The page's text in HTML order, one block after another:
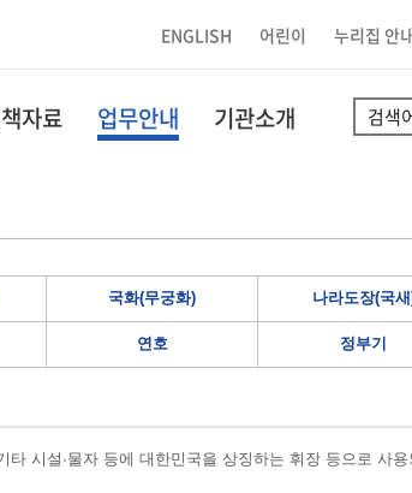
ENGLISH 어린이 누리집 안
자료 업무안내 기관소개
국화(무궁화) 나라도장(국
연호 정부기
시설·물자 등에 대한민국을 상징하는 휘장 등으로 사용